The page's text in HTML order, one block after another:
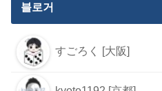
블로거
すごろく [大阪]